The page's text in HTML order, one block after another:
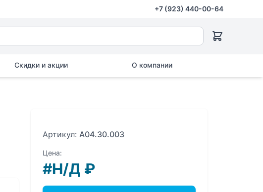
+7 (923) 440-00-64
Скидки и акции О компании
Артикул: A04.30.003
Цена:
#Н/Д ₽